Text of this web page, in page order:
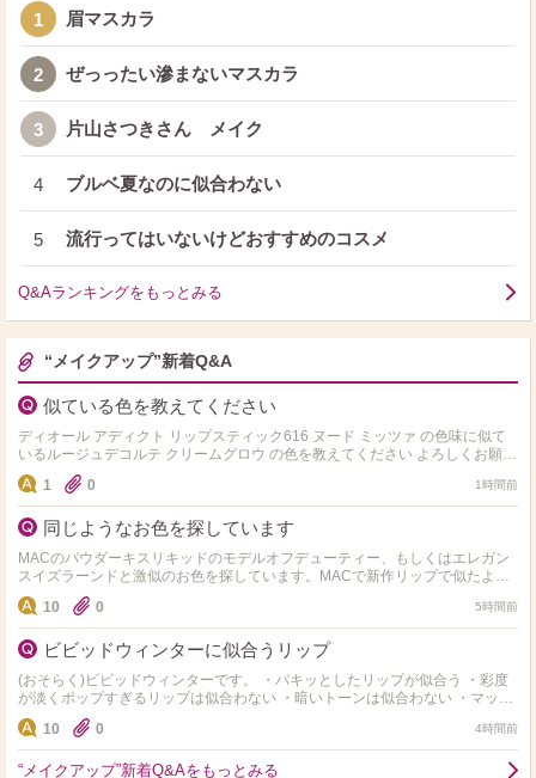
1 眉マスカラ
2 ぜっったい滲まないマスカラ
3 片山さつきさん メイク
4 ブルベ夏なのに似合わない
5 流行ってはいないけどおすすめのコスメ
Q&Aランキングをもっとみる
“メイクアップ”新着Q&A
似ている色を教えてください
ディオール アディクト リップスティック616 ヌード ミッツァ の色味に似て
いるルージュデコルテ クリームグロウ の色を教えてください よろしくお願い
します！
1 0 1時間前
同じようなお色を探しています
MACのパウダーキスリキッドのモデルオフデューティー、もしくはエレガン
スイズラーンドと激似のお色を探しています。MACで新作リップで似たよう
なお色を店頭でご紹介いただき購入したのですが微妙に違って…
10 0 5時間前
ビビッドウィンターに似合うリップ
(おそらく)ビビッドウィンターです。 ・パキッとしたリップが似合う ・彩度
が淡くポップすぎるリップは似合わない ・暗いトーンは似合わない ・マット
でのっぺり重たいものよりも透け感があり立体…
10 0 4時間前
“メイクアップ”新着Q&Aをもっとみる